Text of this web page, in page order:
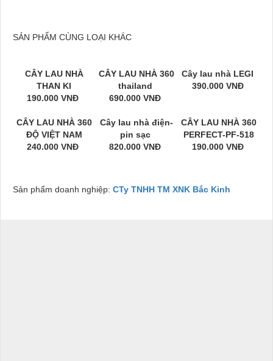
SẢN PHẨM CÙNG LOẠI KHÁC
CÂY LAU NHÀ
THAN KI
190.000 VNĐ
CÂY LAU NHÀ 360
thailand
690.000 VNĐ
Cây lau nhà LEGI
390.000 VNĐ
CÂY LAU NHÀ 360
ĐỘ VIỆT NAM
240.000 VNĐ
Cây lau nhà điện-
pin sạc
820.000 VNĐ
CÂY LAU NHÀ 360
PERFECT-PF-518
190.000 VNĐ
Sản phẩm doanh nghiệp: CTy TNHH TM XNK Bắc Kinh